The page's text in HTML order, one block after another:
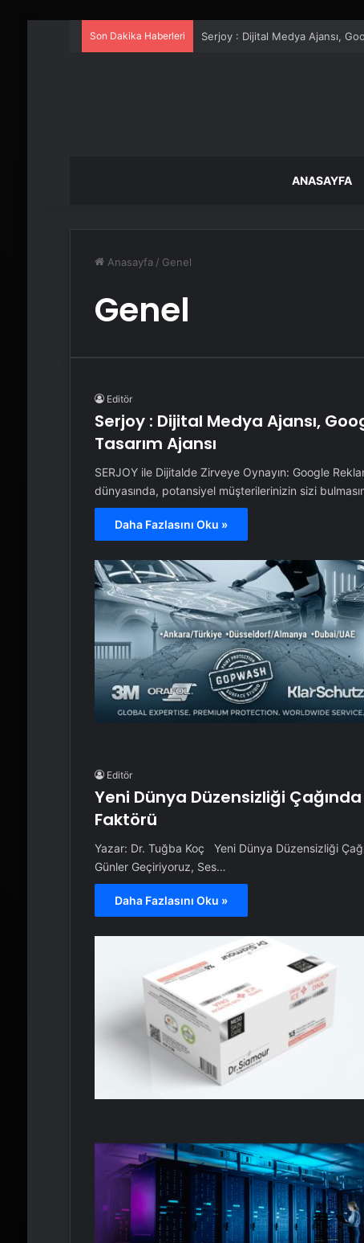
Son Dakika Haberleri UETDS Nedir ? Uetds.com İle
ANASAYFA
Anasayfa / Genel
Genel
Editör
Serjoy : Dijital Medya Ajansı,
Tasarım Ajansı
SERJOY ile Dijitalde Zirveye Oynayın: Google
dünyasında, potansiyel müşterilerinizin sizi
Daha Fazlasını Oku »
Editör
Yeni Dünya Düzensizliği
Faktörü
Yazar: Dr. Tuğba Koç Yeni Dünya Düzensizliği
Günler Geçiriyoruz, Ses…
Daha Fazlasını Oku »